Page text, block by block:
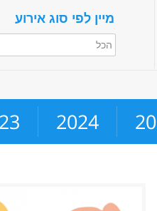
מיין לפי סוג אירוע
הכל
2024